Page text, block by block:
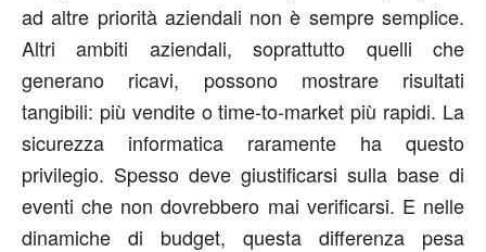
ad altre priorità aziendali non è sempre semplice.
Altri ambiti aziendali, soprattutto quelli che
generano ricavi, possono mostrare risultati
tangibili: più vendite o time-to-market più rapidi. La
sicurezza informatica raramente ha questo
privilegio. Spesso deve giustificarsi sulla base di
eventi che non dovrebbero mai verificarsi. E nelle
dinamiche di budget, questa differenza pesa